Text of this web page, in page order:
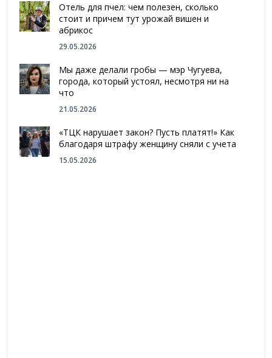
Отель для пчел: чем полезен, сколько
стоит и причем тут урожай вишен и
абрикос
29.05.2026
Мы даже делали гробы — мэр Чугуева,
города, который устоял, несмотря ни на
что
21.05.2026
«ТЦК нарушает закон? Пусть платят!» Как
благодаря штрафу женщину сняли с учета
15.05.2026